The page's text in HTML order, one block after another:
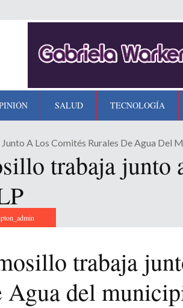
SALUD TECNOLOGÍA
A Los Comités Rurales De Agua Del
trabaja junto
trabaja
Agua del